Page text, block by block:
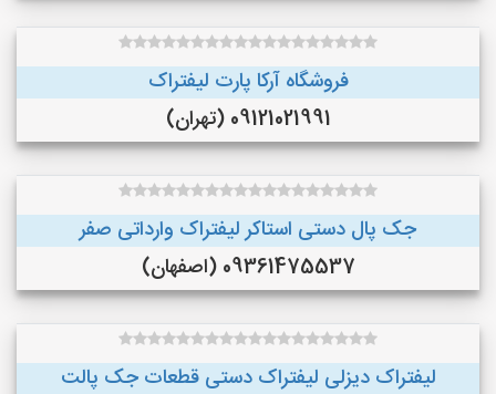
فروشگاه آرکا پارت لیفتراک
09121021991 (تهران)
جک پال دستی استاکر لیفتراک وارداتی صفر
09361475537 (اصفهان)
لیفتراک دیزلی لیفتراک دستی قطعات جک پالت